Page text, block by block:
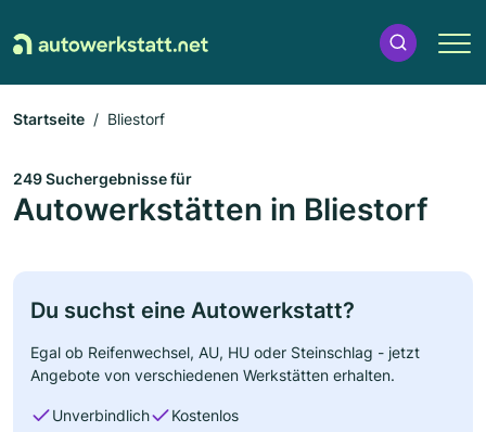
Startseite Bliestorf
249 Suchergebnisse für
Autowerkstätten in Bliestorf
Du suchst eine Autowerkstatt?
Egal ob Reifenwechsel, AU, HU oder Steinschlag - jetzt
Angebote von verschiedenen Werkstätten erhalten.
Unverbindlich Kostenlos